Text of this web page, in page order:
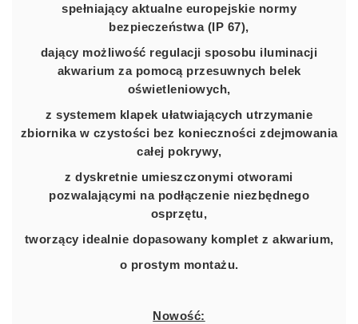
spełniający aktualne europejskie normy
bezpieczeństwa (IP 67),
dający możliwość regulacji sposobu iluminacji
akwarium za pomocą przesuwnych belek
oświetleniowych,
z systemem klapek ułatwiających utrzymanie
zbiornika w czystości bez konieczności zdejmowania
całej pokrywy,
z dyskretnie umieszczonymi otworami
pozwalającymi na podłączenie niezbędnego
osprzętu,
tworzący idealnie dopasowany komplet z akwarium,
o prostym montażu.
Nowość: